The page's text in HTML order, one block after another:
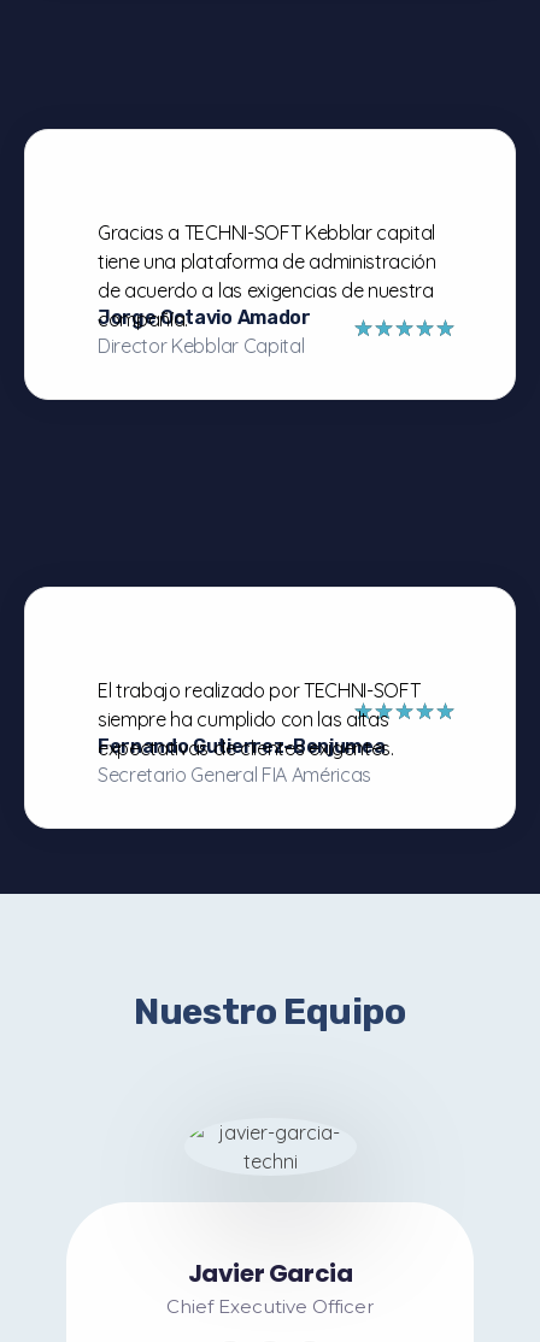
Jorge Octavio Amador
Director Kebblar Capital
Gracias a TECHNI-SOFT Kebblar capital
tiene una plataforma de administración
de acuerdo a las exigencias de nuestra
compañía.
Fernando Gutierrez-Benjumea
Secretario General FIA Américas
El trabajo realizado por TECHNI-SOFT
siempre ha cumplido con las altas
expectativas de clientes exigentes.
Nuestro Equipo
Javier Garcia
Chief Executive Officer